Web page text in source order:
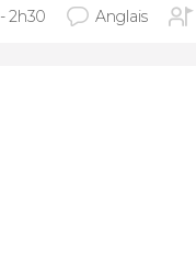
2h30 Anglais